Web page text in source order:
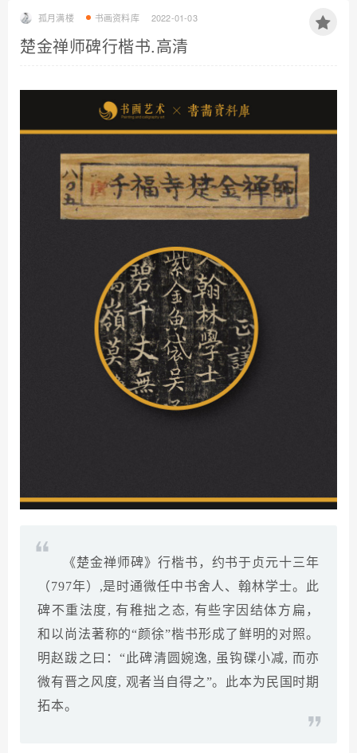
孤月满楼 书画资料库 2022-01-03
楚金禅师碑行楷书.高清
《楚金禅师碑》行楷书，约书于贞元十三年
（797年）,是时通微任中书舍人、翰林学士。此
碑不重法度, 有稚拙之态, 有些字因结体方扁，
和以尚法著称的“颜徐”楷书形成了鲜明的对照。
明赵跋之曰：“此碑清圆婉逸, 虽钩碟小减, 而亦
微有晋之风度, 观者当自得之”。此本为民国时期
拓本。